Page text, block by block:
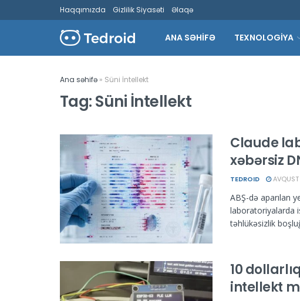
Haqqımızda Gizlilik Siyasəti Əlaqə
ANA SƏHİFƏ TEXNOLOGİYA
Ana səhifə » Süni İntellekt
Tag:Süni İntellekt
Claude
xəbərsiz
TEDROID
ABŞ-də aparılan
laboratoriyalarda
təhlükəsizlik
10
intellekt